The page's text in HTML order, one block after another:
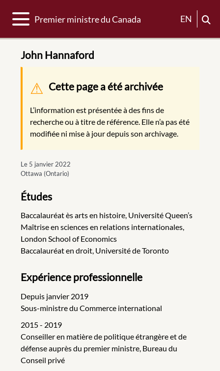
Basculer la navigation
Premier ministre du Canada EN
John Hannaford
Message d'avertissement
Cette page a été archivée
L’information est présentée à des fins de
recherche ou à titre de référence. Elle n’a pas été
modifiée ni mise à jour depuis son archivage.
Le 5 janvier 2022
Ottawa (Ontario)
Études
Baccalauréat ès arts en histoire, Université Queen’s
Maîtrise en sciences en relations internationales,
London School of Economics
Baccalauréat en droit, Université de Toronto
Expérience professionnelle
Depuis janvier 2019
Sous-ministre du Commerce international
2015 - 2019
Conseiller en matière de politique étrangère et de
défense auprès du premier ministre, Bureau du
Conseil privé